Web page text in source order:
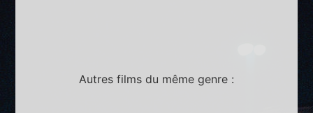
Autres films du même genre :